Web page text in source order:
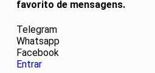
favorito de mensagens.
Telegram
Whatsapp
Facebook
Entrar